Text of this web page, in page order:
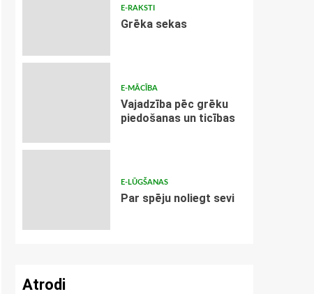
E-RAKSTI
Grēka sekas
E-MĀCĪBA
Vajadzība pēc grēku
piedošanas un ticības
E-LŪGŠANAS
Par spēju noliegt sevi
Atrodi